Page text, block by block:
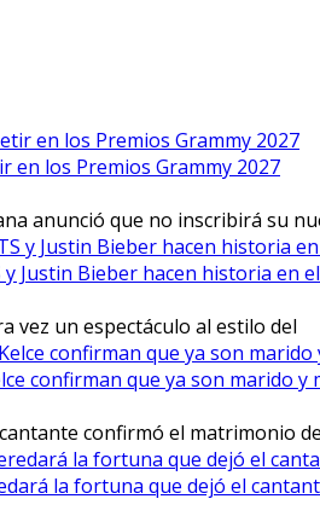
en los Premios Grammy 2027
anunció que no inscribirá su
y Justin Bieber hacen historia en
vez un espectáculo al estilo del
confirman que ya son marido y
confirmó el matrimonio
la fortuna que dejó el